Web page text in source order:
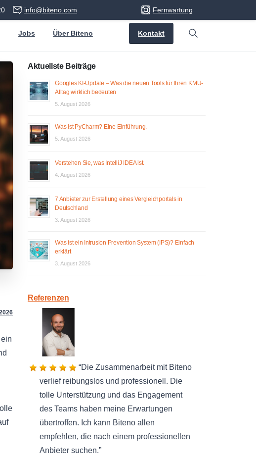
info@biteno.com Fernwartung
Jobs Über Biteno Kontakt
Search
Aktuellste Beiträge
Googles KI-Update – Was die neuen Tools für Ihren KMU-
Alltag wirklich bedeuten
5. August 2026
Was ist PyCharm? Eine Einführung.
5. August 2026
Verstehen Sie, was IntelliJ IDEA ist.
4. August 2026
7 Anbieter zur Erstellung eines Vergleichportals in
Deutschland
3. August 2026
Was ist ein Intrusion Prevention System (IPS)? Einfach
erklärt
3. August 2026
Referenzen
Die Zusammenarbeit mit Biteno
verlief reibungslos und professionell. Die
tolle Unterstützung und das Engagement
des Teams haben meine Erwartungen
übertroffen. Ich kann Biteno allen
empfehlen, die nach einem professionellen
Anbieter suchen.